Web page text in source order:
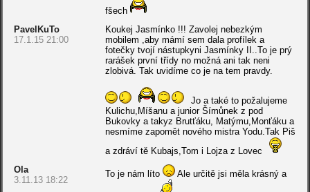
fšech
PavelKuTo
17.1.15 21:00
Koukej Jasmínko !!! Zavolej nebezkým
mobilem ,aby mámí sem dala profílek a
fotečky tvojí nástupkyni Jasmínky II..To je prý
rarášek první třídy no možná ani tak neni
zlobivá. Tak uvidíme co je na tem pravdy.
Jo a také to požalujeme
Kulichu,Míšanu a junior Šímůnek z pod
Bukovky a takyz Brutťáku, Matýmu,Monťáku a
nesmíme zapomět nového mistra Yodu.Tak Piš
a zdráví tě Kubajs,Tom i Lojza z Lovec
Ola
3.11.13 18:22
To je nám líto Ale určitě jsi měla krásný a